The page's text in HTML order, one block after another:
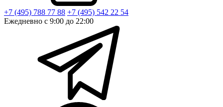
+7 (495) 788 77 88 +7 (495) 542 22 54
Ежедневно с 9:00 до 22:00